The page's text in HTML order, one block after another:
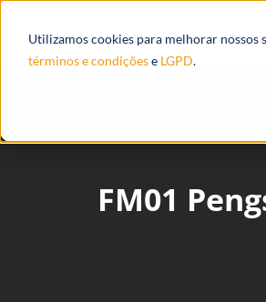
Utilizamos cookies para melhorar nossos
términos e condiçõese LGPD.
Produtos
FM01